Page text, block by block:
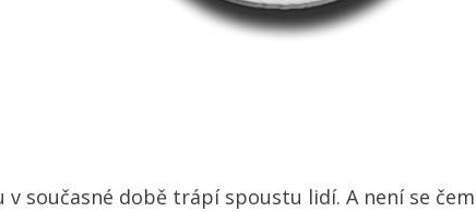
v současné době trápí spoustu lidí. A není se